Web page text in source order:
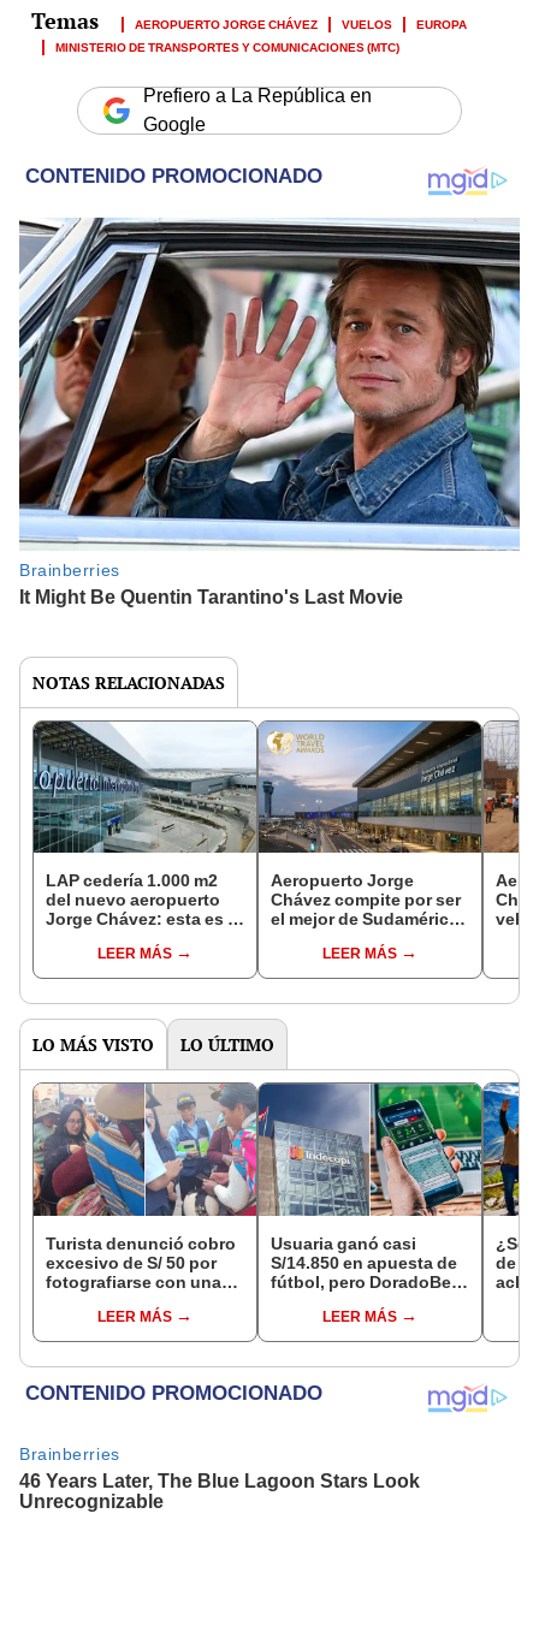
AEROPUERTO JORGE CHÁVEZ VUELOS
EUROPA
MINISTERIO DE TRANSPORTES Y COMUNICACIONES (MTC)
Prefiero a La República en
Google
NOTAS RELACIONADAS
LAP cedería 1.000 m2
del nuevo aeropuerto
Jorge Chávez: esta es la
anuncioLEER MÁS
Aeropuerto Jorge
Chávez compite por ser
el mejor de Sudamérica
los World Travel Awards
y hasta cuándo?
LEER MÁS
Rosa
LO MÁS VISTO LO ÚLTIMO
Turista denunció cobro
excesivo de S/ 50 por
fotografiarse con una
Serenazgo recuperó el
dinero
LEER MÁS
Usuaria ganó casi
S/14.850 en apuesta de
fútbol, pero DoradoBet
Indecopi multó a la
empresa con más de S/
LEER MÁS
¿Se
de